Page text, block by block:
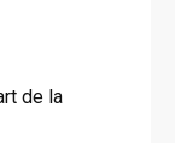
de la